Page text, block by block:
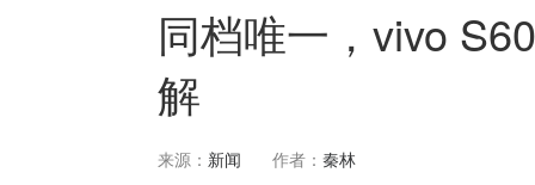
同档唯一，vivo
解
来源： 新闻 作者： 秦林